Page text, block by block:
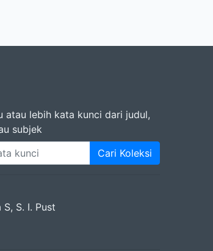
atau lebih kata kunci dari judul,
subjek
Cari Koleksi
S. I. Pust